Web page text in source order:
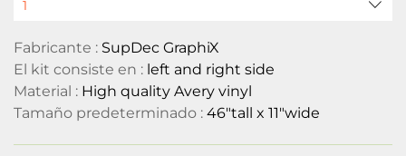
Fabricante : SupDec GraphiX
El kit consiste en : left and right side
Material : High quality Avery vinyl
Tamaño predeterminado : 46"tall x 11"wide